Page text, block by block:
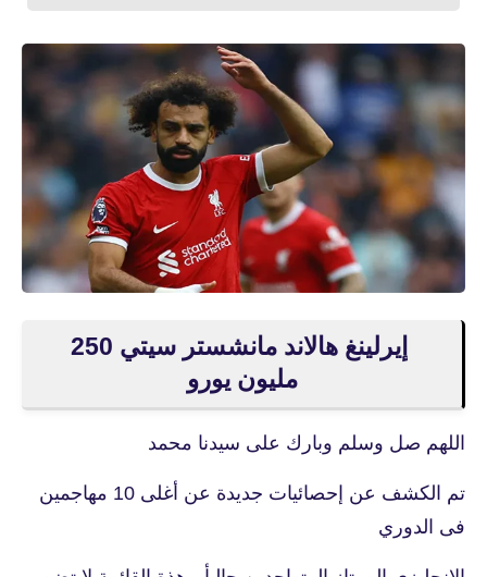
إيرلينغ هالاند مانشستر سيتي 250
مليون يورو
اللهم صل وسلم وبارك على سيدنا محمد
تم الكشف عن إحصائيات جديدة عن أغلى 10 مهاجمين
فى الدوري